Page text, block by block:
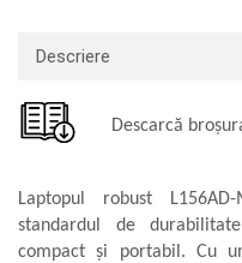
Servicii
Echilibrări
Aliniere hidro & termo
Termografie
Descriere
Descarcă
Laptopul robust
standardul de
compact și portabil. Cu